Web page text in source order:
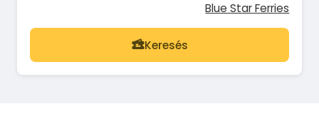
Blue Star Ferries
Keresés